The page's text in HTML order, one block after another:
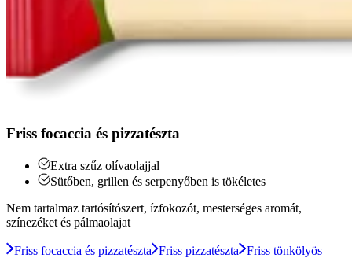
Friss focaccia és pizzatészta
Extra szűz olívaolajjal
Sütőben, grillen és serpenyőben is tökéletes
Nem tartalmaz tartósítószert, ízfokozót, mesterséges aromát,
színezéket és pálmaolajat
Friss focaccia és pizzatészta Friss pizzatészta Friss tönkölyös